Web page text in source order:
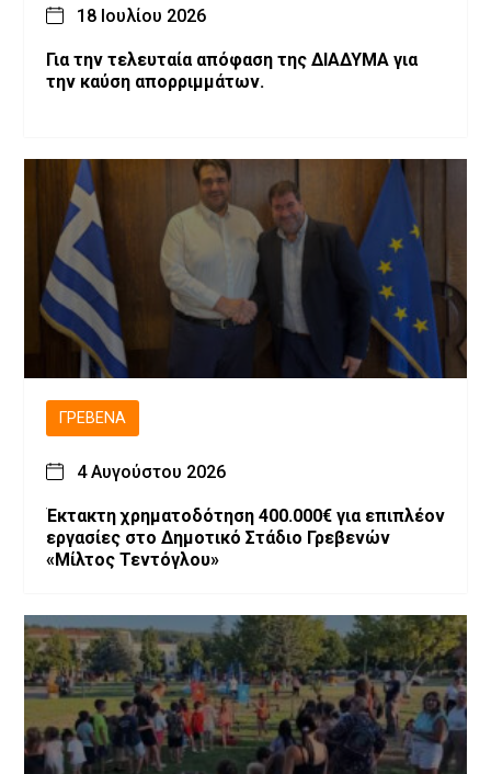
18 Ιουλίου 2026
Για την τελευταία απόφαση της ΔΙΑΔΥΜΑ για
την καύση απορριμμάτων.
ΓΡΕΒΕΝΆ
4 Αυγούστου 2026
Έκτακτη χρηματοδότηση 400.000€ για επιπλέον
εργασίες στο Δημοτικό Στάδιο Γρεβενών
«Μίλτος Τεντόγλου»